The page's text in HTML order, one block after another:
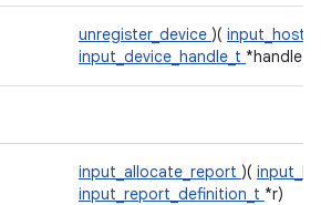
unregister_device )(
input_device_handle_t *handle)
input_allocate_report )(
input_report_definition_t *r)